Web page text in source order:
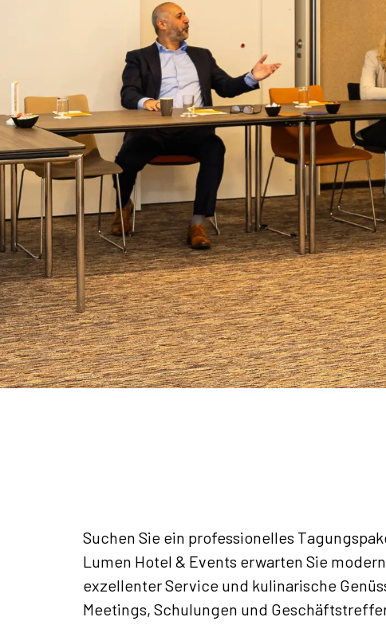
Suchen Sie ein professionelles
Lumen Hotel & Events erwarten Sie
exzellenter Service und kulinarische
Meetings, Schulungen und